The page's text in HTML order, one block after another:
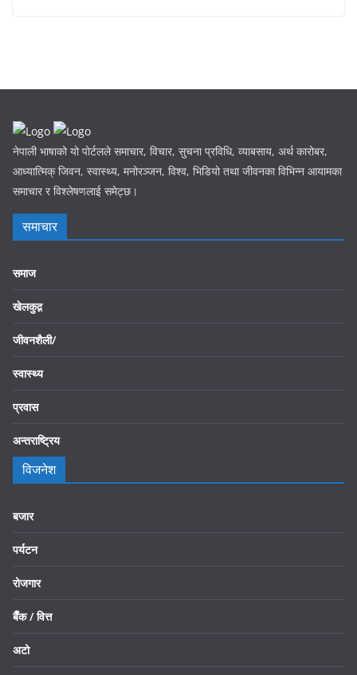
नेपाली भाषाको यो पोर्टलले समाचार, विचार, सुचना प्रविधि, व्याबसाय, अर्थ कारोबर,
आध्यात्मिक् जिवन, स्वास्थ्य, मनोरञ्जन, विश्व, भिडियो तथा जीवनका विभिन्न आयामका
समाचार र विश्लेषणलाई समेट्छ।
समाचार
समाज
खेलकुद़़
जीवनशैली/
स्वास्थ्य
प्रवास
अन्तराष्ट्रिय
विजनेश
बजार
पर्यटन
रोजगार
बैँक / वित्त
अटो